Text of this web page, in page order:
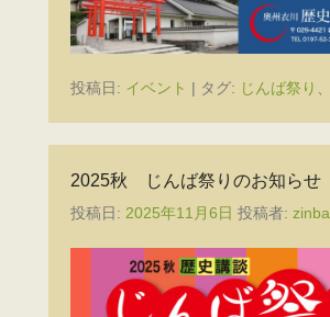
投稿日: イベント | タグ: じんば祭り
2025秋 じんば祭りのお知らせ
投稿日: 2025年11月6日 投稿者: zinba